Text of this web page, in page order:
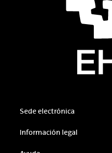
Sede electrónica
Información legal